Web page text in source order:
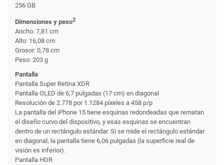
256 GB
Dimensiones y peso2
Ancho: 7,81 cm
Alto: 16,08 cm
Grosor: 0,78 cm
Peso: 203 g
Pantalla
Pantalla Super Retina XDR
Pantalla OLED de 6,7 pulgadas (17 cm) en diagonal
Resolución de 2.778 por 1.1284 píxeles a 458 p/p
La pantalla del iPhone 15 tiene esquinas redondeadas que rematan
el diseño curvo del dispositivo, y esas esquinas se encuentran
dentro de un rectángulo estándar. Si se mide el rectángulo estándar
en diagonal, la pantalla tiene 6,06 pulgadas (la superficie real de
visión es inferior).
Pantalla HDR